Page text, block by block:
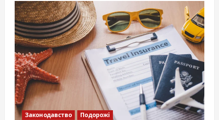
країни
зараз
воюють:
актуальний
огляд
збройних
конфліктів
у
світі
станом
2026
рік
Законодавство Подорожі